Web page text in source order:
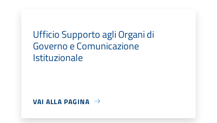
Ufficio Supporto agli Organi di
Governo e Comunicazione
Istituzionale
VAI ALLA PAGINA